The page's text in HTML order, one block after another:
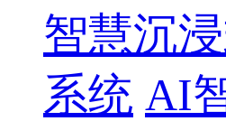
智慧沉
系统 AI